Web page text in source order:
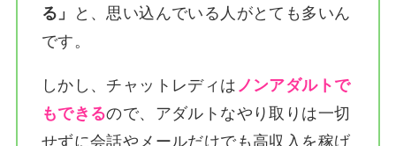
る」
と、思い込んでいる人がとても多いん
です。
しかし、チャットレディは ノンアダルトで
もできるので、アダルトなやり取りは一切
せずに会話やメールだけでも高収入を稼げ